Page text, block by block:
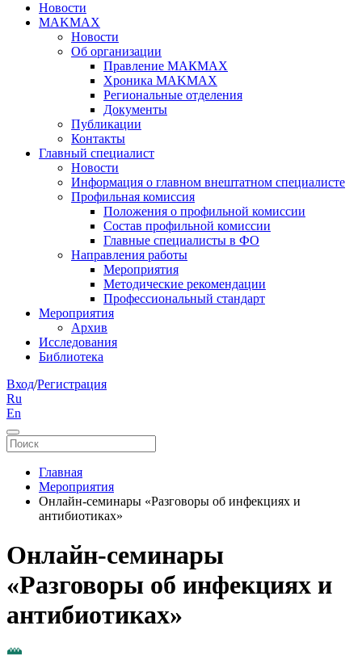
Новости
MAKMAX
Новости
Об организации
Правление МАКМАХ
Хроника MAKMAX
Региональные отделения
Документы
Публикации
Контакты
Главный специалист
Новости
Информация о главном внештатном специалисте
Профильная комиссия
Положения о профильной комиссии
Состав профильной комиссии
Главные специалисты в ФО
Направления работы
Мероприятия
Методические рекомендации
Профессиональный стандарт
Мероприятия
Архив
Исследования
Библиотека
Вход/Регистрация
Ru
En
Главная
Мероприятия
Онлайн-семинары «Разговоры об инфекциях и
антибиотиках»
Онлайн-семинары
«Разговоры об инфекциях и
антибиотиках»